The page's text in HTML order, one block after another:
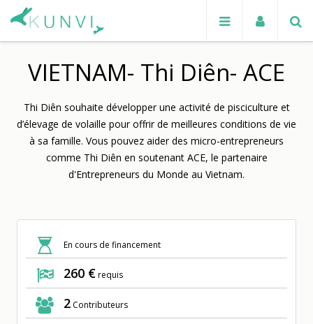
VIETNAM- Thi Diên- ACE
Thi Diên souhaite développer une activité de pisciculture et
d’élevage de volaille pour offrir de meilleures conditions de vie
à sa famille. Vous pouvez aider des micro-entrepreneurs
comme Thi Diên en soutenant ACE, le partenaire
d'Entrepreneurs du Monde au Vietnam.
En cours de financement
260 €requis
2 Contributeurs